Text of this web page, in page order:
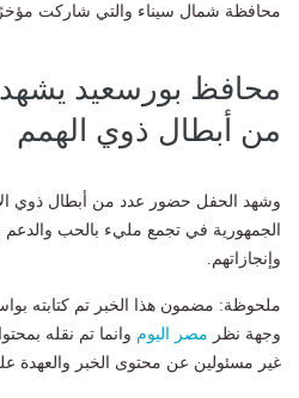
محافظة شمال سيناء والتي شاركت
محافظ بورسعيد
من أبطال ذوي الهمم
وشهد الحفل حضور عدد من أبطال ذوي
الجمهورية في تجمع مليء بالحب
وإنجازاتهم.
ملحوظة: مضمون هذا الخبر تم كتابته
وجهة نظر مصر اليوم وانما تم نقله
غير مسئولين عن محتوى الخبر والعهدة